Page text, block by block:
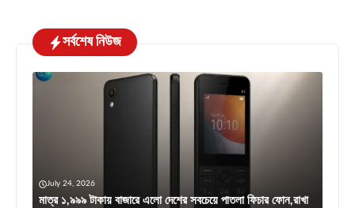
সর্বশেষ নিউজ
July 24, 2026
মাত্র ১,৯৯৯ টাকায় বাজারে এলো দেশের সবচেয়ে পাতলা ফিচার ফোন,রাখা